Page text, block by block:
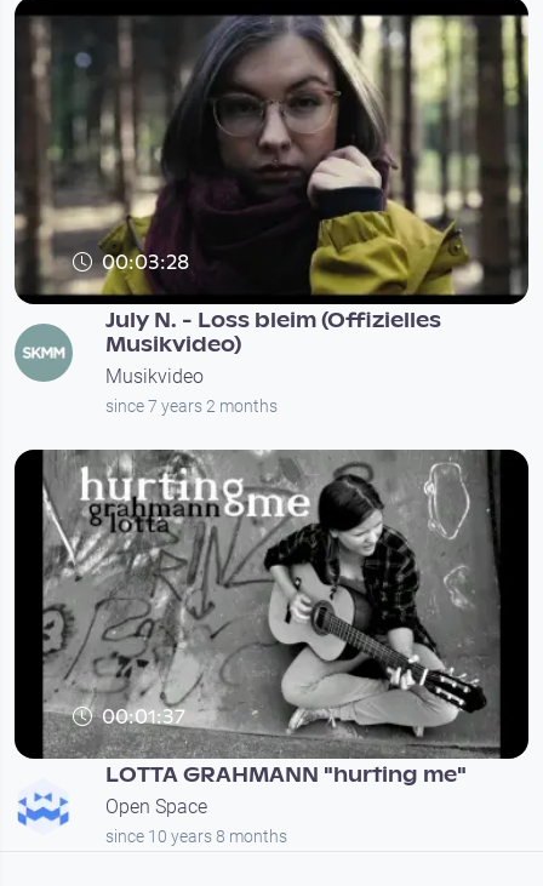
00:03:28
July N. - Loss bleim (Offizielles
Musikvideo)
Musikvideo
since 7 years 2 months
00:01:37
LOTTA GRAHMANN "hurting me"
Open Space
since 10 years 8 months